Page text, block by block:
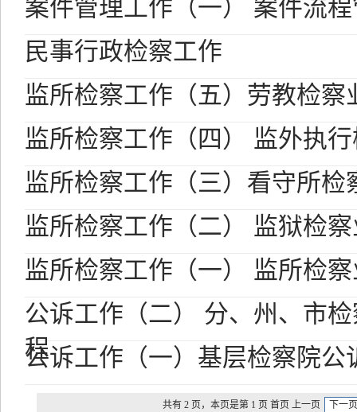
案件管理工作（一） 案件流
民事行政检察工作
监所检察工作（五）劳教检察
监所检察工作（四） 监外执
监所检察工作（三）看守所检
监所检察工作（二） 监狱检
监所检察工作（一） 监所检
公诉工作（二） 分、州、市
程
公诉工作（一）基层检察院公
共有 2 页，本页是第 1 页 首页 上一页 下一页